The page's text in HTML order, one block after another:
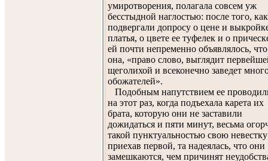
умиротворения, полагала совсем уж
бесстыдной наглостью: после того,
подвергали допросу о цене и
платья, о цвете ее туфелек и о
ей почти непременно объявлялось, что
она, «право слово, выглядит
щеголихой и всеконечно заведет
обожателей».
Подобным напутствием ее
на этот раз, когда подъехала карета их
брата, которую они не заставили
дожидаться и пяти минут, весьма
такой пунктуальностью свою
приехав первой, та надеялась, что они
замешкаются, чем причинят